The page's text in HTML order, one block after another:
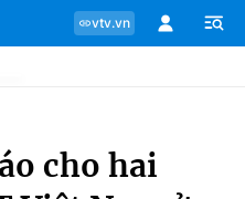
vtv.vn
cho hai